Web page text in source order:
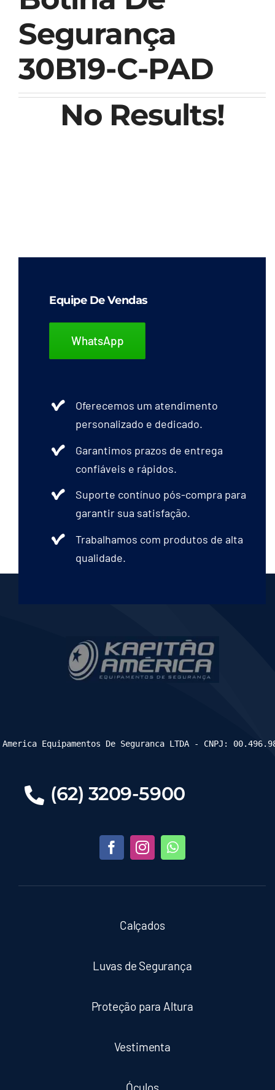
Segurança
30B19-C-PAD
No Results!
Equipe De Vendas
WhatsApp
Oferecemos um atendimento
personalizado e dedicado.
Garantimos prazos de entrega
confiáveis e rápidos.
Suporte contínuo pós-compra para
garantir sua satisfação.
Trabalhamos com produtos de alta
qualidade.
(62) 3209-5900
Calçados
Luvas de Segurança
Proteção para Altura
Vestimenta
Equipamentos De Seguranca LTDA - CNPJ: